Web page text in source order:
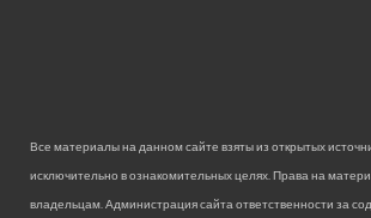
Все материалы на данном сайте взяты из открытых
исключительно в ознакомительных целях. Права на
владельцам. Администрация сайта ответственности за